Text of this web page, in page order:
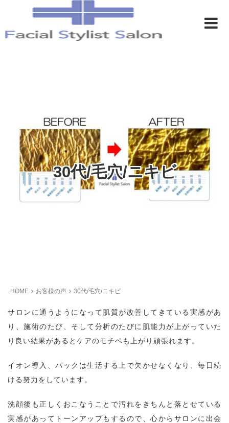
30代/毛穴/ニキビ
HOME お客様の声 30代/毛穴/ニキビ
サロンに通うようになって肌質が改善してきている実感があ
り、施術のたび、そして分析のたびに肌能力が上がっていた
り良い結果があるとケアのモチベも上がり頑張れます。
イオン導入、パックは生活する上で欠かせなくなり、毎日続
ける努力をしています。
洗顔後も正しくおこなうことで汚れをきちんと落とせている
実感があってトーンアップもするので、心からサロンに出会